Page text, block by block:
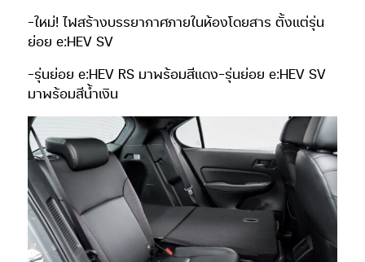
-ใหม่! ไฟสร้างบรรยากาศภายในห้องโดยสาร ตั้งแต่รุ่น
ย่อย e:HEV SV
-รุ่นย่อย e:HEV RS มาพร้อมสีแดง-รุ่นย่อย e:HEV SV
มาพร้อมสีน้ำเงิน